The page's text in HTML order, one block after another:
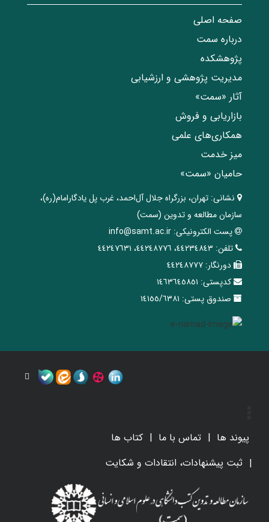
صفحه اصلی
درباره سمت
پژوهشکده
مدیریت پژوهشی و ارزشیابی
آثار «سمت»
بازاریابی و فروش
همکاری‌های علمی
میز خدمت
حامیان «سمت»
نشانی: تهران، ‌بزرگراه ‌جلال آل‌احمد، غرب پل يادگار‌امام(ره)‌،
سازمان مطالعه و تدوین‌ (سمت)
پست الکترونیکی: info@samt.ac.ir
تلفن: ٤٤٢٣٤٨٤٣، ٤٤٢٤٨٧٧٦، ٤٤٢٤٧٦٣١
دورنگار: ٤٤٢٤٨٧٧٧
کدپستی: ١٤٦٣٦٤٥٨٥١
صندوق پستی: ١٤١٥٥/٦٣٨١
پیوند ها تماس با ما
کتاب ها
ثبت پیشنهادات، انتقادات و شکایت